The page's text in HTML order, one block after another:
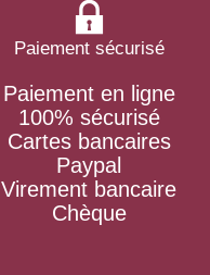
Paiement sécurisé
Paiement en ligne
100% sécurisé
Cartes bancaires
Paypal
Virement bancaire
Chèque